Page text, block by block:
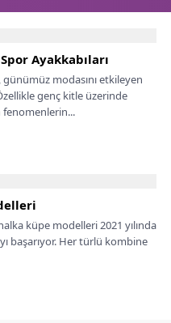
Ayakkabıları
modasını etkileyen
genç kitle üzerinde
küpe modelleri 2021 yılında
başarıyor. Her türlü kombine